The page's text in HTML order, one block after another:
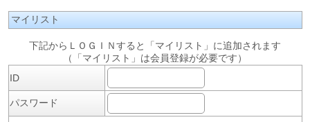
マイリスト
下記からＬＯＧＩＮすると「マイリスト」に追加されます
（「マイリスト」は会員登録が必要です）
ID
パスワード